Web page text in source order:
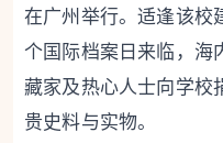
在广州举行。适逢该校
个国际档案日来临，海
藏家及热心人士向学校
贵史料与实物。